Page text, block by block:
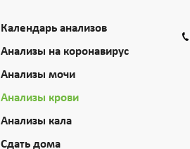
Календарь анализов
Анализы на коронавирус
Анализы мочи
Анализы крови
Анализы кала
Сдать дома